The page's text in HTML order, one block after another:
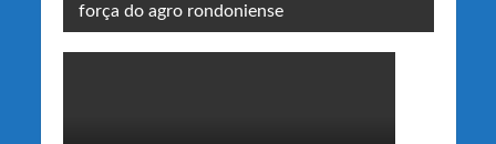
força do agro rondoniense